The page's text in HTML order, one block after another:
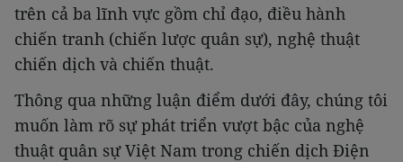
trên cả ba lĩnh vực gồm chỉ đạo, điều hành
chiến tranh (chiến lược quân sự), nghệ thuật
chiến dịch và chiến thuật.
Thông qua những luận điểm dưới đây, chúng tôi
muốn làm rõ sự phát triển vượt bậc của nghệ
thuật quân sự Việt Nam trong chiến dịch Điện